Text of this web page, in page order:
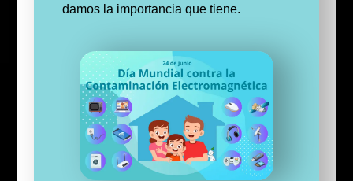
damos la importancia que tiene.